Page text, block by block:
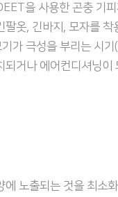
을 사용한 곤충 기피
팔옷, 긴바지, 모자를 착
가 극성을 부리는 시
되거나 에어컨디셔닝
에 노출되는 것을 최소